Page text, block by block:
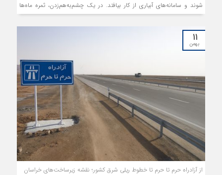
شوند و سامانه‌های آبیاری از کار بیافتد. در یک چشم‌به‌هم‌زدن، ثمره ماه‌ها
اضافی نیست؛ شریان حیاتی تولید است. با توقف آن، پمپاژ آب مختل می‌شود،
سردخانه‌ها از کار می‌افتد و زنجیره تولید در نقطه آغاز خود فرو می‌ریزد.
ساختاری برای امنیت غذایی کشور تبدیل شده‌اند؛ تهدیدی که نه‌فقط تولید
محصول، بلکه اقتصاد روستایی، اشتغال و حتی آینده کشاورزی در بسیاری از
مناطق را نشانه گرفته است. در این میان پرسش‌هایی جدی مطرح می‌شود:
قطع برق چه تاثیری بر تجهیزات و فرآیندهای کشاورزی می‌گذارد؟ حجم
خسارت‌های ناشی از قطعی برق در بخش کشاورزی چقدر است و چرا بسیاری
از کشاورزان در برابر این شرایط تاب نمی‌آورند؟ و مهم‌تر از همه، آیا می‌توان
این بحران را با گذار به انرژی‌های پایدار و مدیریت هوشمندانه، به یک فرصت
تبدیل کرد؟
۱۱
بهمن
از آزادراه حرم تا حرم تا خطوط ریلی شرق کشور؛ نقشه زیرساخت‌های خراسان